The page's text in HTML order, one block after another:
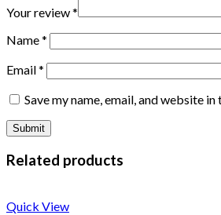
Your review*
Name*
Email*
Save my name, email, and website
Related products
Quick View